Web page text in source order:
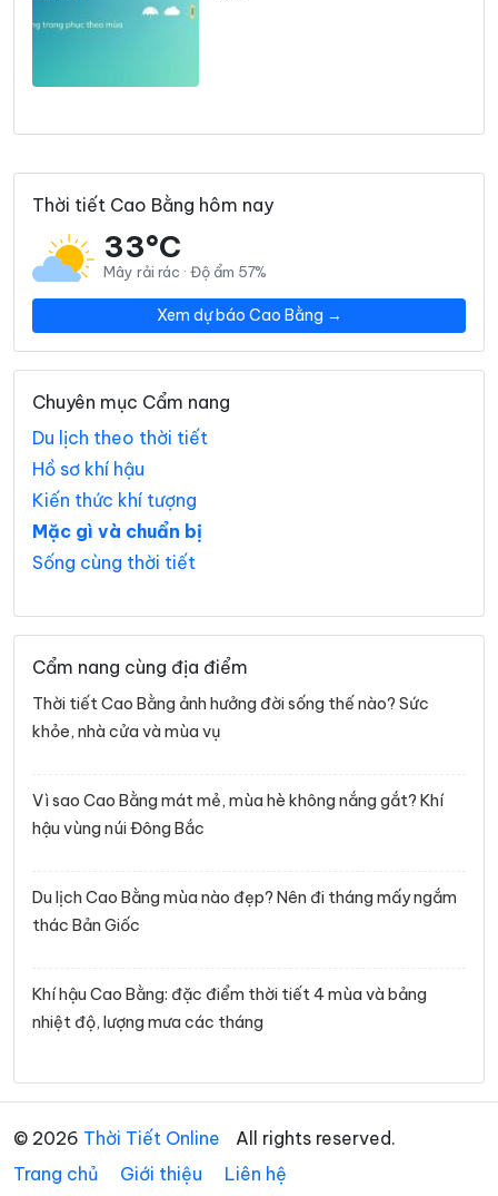
Thời tiết Cao Bằng hôm nay
33°C
Mây rải rác · Độ ẩm 57%
Xem dự báo Cao Bằng →
Chuyên mục Cẩm nang
Du lịch theo thời tiết
Hồ sơ khí hậu
Kiến thức khí tượng
Mặc gì và chuẩn bị
Sống cùng thời tiết
Cẩm nang cùng địa điểm
Thời tiết Cao Bằng ảnh hưởng đời sống thế nào? Sức
khỏe, nhà cửa và mùa vụ
Vì sao Cao Bằng mát mẻ, mùa hè không nắng gắt? Khí
hậu vùng núi Đông Bắc
Du lịch Cao Bằng mùa nào đẹp? Nên đi tháng mấy ngắm
thác Bản Giốc
Khí hậu Cao Bằng: đặc điểm thời tiết 4 mùa và bảng
nhiệt độ, lượng mưa các tháng
© 2026 Thời Tiết Online
All rights reserved.
Trang chủ
Giới thiệu Liên hệ